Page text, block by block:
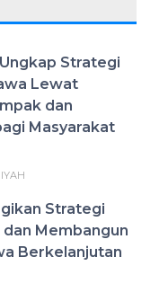
Strategi
Lewat
dan
Masyarakat
Strategi
Membangun
Berkelanjutan